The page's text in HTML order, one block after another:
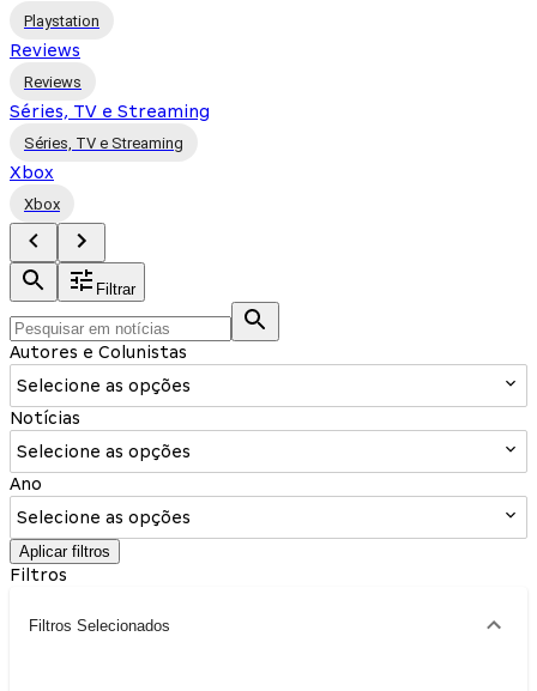
Playstation
Reviews
Reviews
Séries, TV e Streaming
Séries, TV e Streaming
Xbox
Xbox
Filtrar
Autores e Colunistas
Selecione as opções
Notícias
Selecione as opções
Ano
Selecione as opções
Aplicar filtros
Filtros
Filtros Selecionados